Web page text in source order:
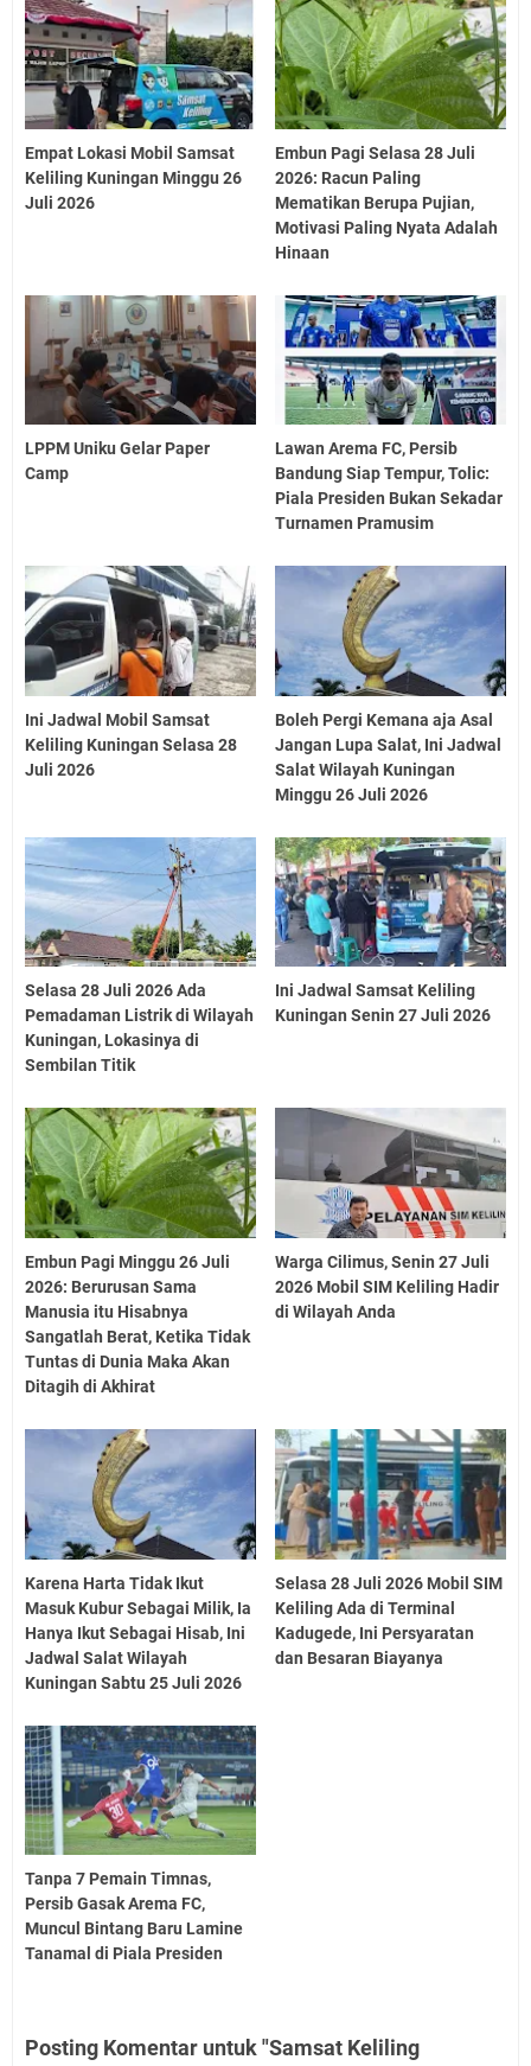
Empat Lokasi Mobil Samsat
Keliling Kuningan Minggu 26
Juli 2026
Embun Pagi Selasa 28 Juli
2026: Racun Paling
Mematikan Berupa Pujian,
Motivasi Paling Nyata Adalah
Hinaan
LPPM Uniku Gelar Paper
Camp
Lawan Arema FC, Persib
Bandung Siap Tempur, Tolic:
Piala Presiden Bukan Sekadar
Turnamen Pramusim
Ini Jadwal Mobil Samsat
Keliling Kuningan Selasa 28
Juli 2026
Boleh Pergi Kemana aja Asal
Jangan Lupa Salat, Ini Jadwal
Salat Wilayah Kuningan
Minggu 26 Juli 2026
Selasa 28 Juli 2026 Ada
Pemadaman Listrik di Wilayah
Kuningan, Lokasinya di
Sembilan Titik
Ini Jadwal Samsat Keliling
Kuningan Senin 27 Juli 2026
Embun Pagi Minggu 26 Juli
2026: Berurusan Sama
Manusia itu Hisabnya
Sangatlah Berat, Ketika Tidak
Tuntas di Dunia Maka Akan
Ditagih di Akhirat
Warga Cilimus, Senin 27 Juli
2026 Mobil SIM Keliling Hadir
di Wilayah Anda
Karena Harta Tidak Ikut
Masuk Kubur Sebagai Milik, Ia
Hanya Ikut Sebagai Hisab, Ini
Jadwal Salat Wilayah
Kuningan Sabtu 25 Juli 2026
Selasa 28 Juli 2026 Mobil SIM
Keliling Ada di Terminal
Kadugede, Ini Persyaratan
dan Besaran Biayanya
Tanpa 7 Pemain Timnas,
Persib Gasak Arema FC,
Muncul Bintang Baru Lamine
Tanamal di Piala Presiden
Posting Komentar untuk "Samsat Keliling